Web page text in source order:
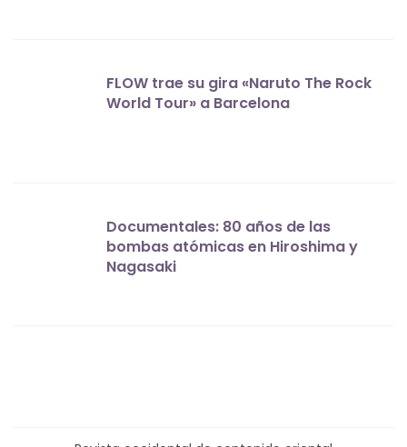
FLOW trae su gira «Naruto The Rock
World Tour» a Barcelona
Documentales: 80 años de las
bombas atómicas en Hiroshima y
Nagasaki